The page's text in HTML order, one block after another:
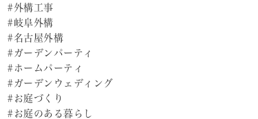
#外構工事
#岐阜外構
#名古屋外構
#ガーデンパーティ
#ホームパーティ
#ガーデンウェディング
#お庭づくり
#お庭のある暮らし